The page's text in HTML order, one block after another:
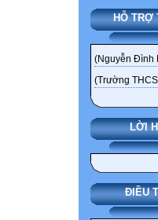
HỖ TRỢ
(Nguyễn Đình
(Trường
LỜI
ĐIỀU